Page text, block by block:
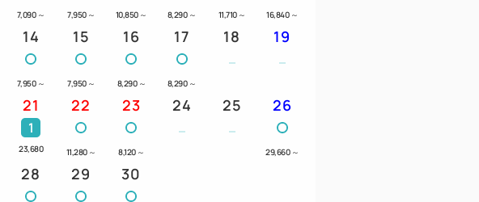
7,090 ～ 7,950 ～ 10,850 ～ 8,290 ～ 11,710 ～ 16,840 ～
14
7,950 ～
15
7,950 ～
16
8,290 ～
17
8,290 ～
18 19
21
1
23,680
22
11,280 ～
23
8,120 ～
24 25 26
29,660 ～
28 29 30